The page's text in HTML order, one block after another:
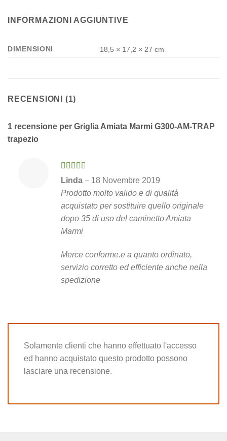
INFORMAZIONI AGGIUNTIVE
DIMENSIONI 18,5 × 17,2 × 27 cm
RECENSIONI (1)
1 recensione per Griglia Amiata Marmi G300-AM-TRAP
trapezio
Valutato
3su 5
Linda – 18 Novembre 2019
Prodotto molto valido e di qualità
acquistato per sostituire quello originale
dopo 35 di uso del caminetto Amiata
Marmi
Merce conforme.e a quanto ordinato,
servizio corretto ed efficiente anche nella
spedizione
Solamente clienti che hanno effettuato l'accesso
ed hanno acquistato questo prodotto possono
lasciare una recensione.